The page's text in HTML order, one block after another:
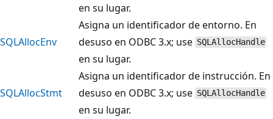
en su lugar.
SQLAllocEnv
Asigna un identificador de entorno. En
desuso en ODBC 3.x; use SQLAllocHandle
en su lugar.
SQLAllocStmt
Asigna un identificador de instrucción. En
desuso en ODBC 3.x; use SQLAllocHandle
en su lugar.